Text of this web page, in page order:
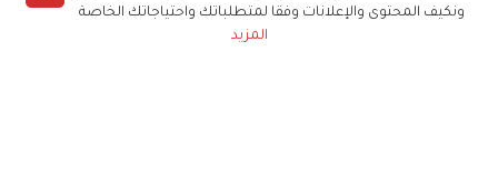
ونكيف المحتوى والإعلانات وفقا لمتطلباتك واحتياجاتك الخاصة
المزيد